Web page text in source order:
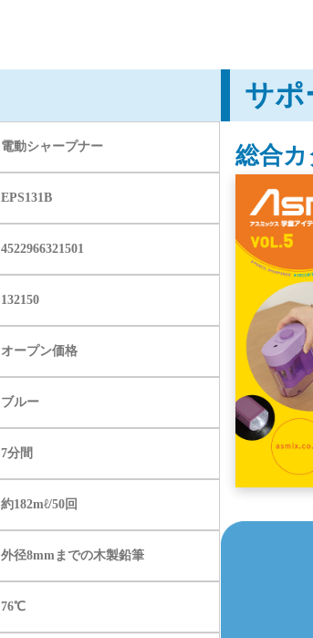
電動シャープナー
EPS131B
4522966321501
132150
オープン価格
ブルー
7分間
約182mℓ/50回
外径8mmまでの木製鉛筆
76℃
サポ
総合